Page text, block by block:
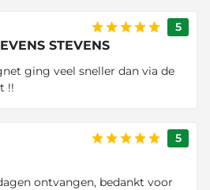
5
STEVENS
ging veel sneller dan via de
!!
5
ontvangen, bedankt voor